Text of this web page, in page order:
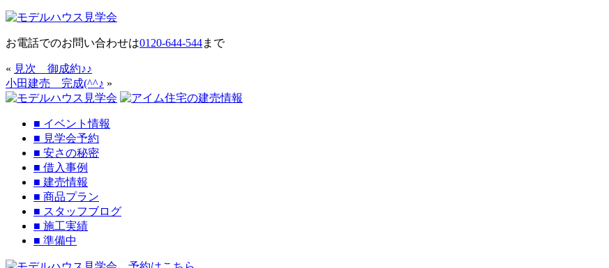
お電話でのお問い合わせは0120-644-544まで
« 見次 御成約♪♪
小田建売 完成(^^♪ »
■ イベント情報
■ 見学会予約
■ 安さの秘密
■ 借入事例
■ 建売情報
■ 商品プラン
■ スタッフブログ
■ 施工実績
■ 準備中